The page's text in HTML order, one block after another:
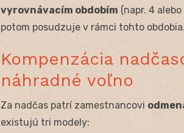
vyrovnávacím obdobím (napr. 4
potom posudzuje v rámci tohto obdobia.
Kompenzácia
náhradné voľno
Za nadčas patrí zamestnancovi
existujú tri modely: